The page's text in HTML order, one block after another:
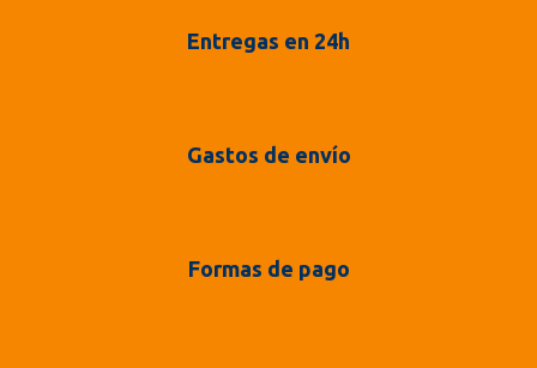
Entregas en 24h
Gastos de envío
Formas de pago